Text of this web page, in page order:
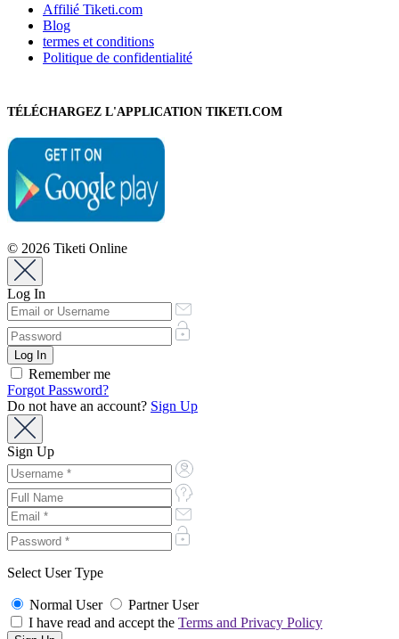
Affilié Tiketi.com
Blog
termes et conditions
Politique de confidentialité
TÉLÉCHARGEZ L'APPLICATION TIKETI.COM
© 2026 Tiketi Online
Log In
Remember me
Forgot Password?
Do not have an account? Sign Up
Sign Up
Select User Type
Normal User
Partner User
I have read and accept the Terms and Privacy Policy